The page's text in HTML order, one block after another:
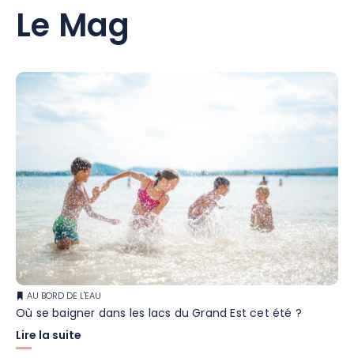
Le Mag
AU BORD DE L'EAU
Où se baigner dans les lacs du Grand Est cet été ?
Lire la suite